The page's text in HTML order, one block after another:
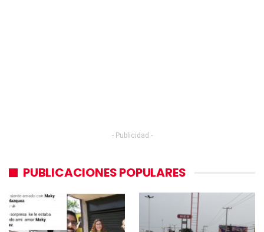
- Publicidad -
PUBLICACIONES POPULARES